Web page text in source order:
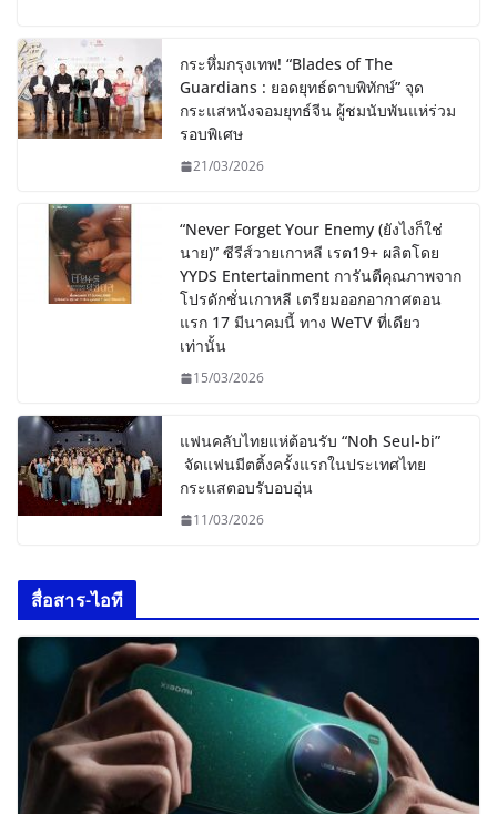
กระหึ่มกรุงเทพ! “Blades of The
Guardians : ยอดยุทธ์ดาบพิทักษ์” จุด
กระแสหนังจอมยุทธ์จีน ผู้ชมนับพันแห่ร่วม
รอบพิเศษ
21/03/2026
“Never Forget Your Enemy (ยังไงก็ใช่
นาย)” ซีรีส์วายเกาหลี เรต19+ ผลิตโดย
YYDS Entertainment การันตีคุณภาพจาก
โปรดักชั่นเกาหลี เตรียมออกอากาศตอน
แรก 17 มีนาคมนี้ ทาง WeTV ที่เดียว
เท่านั้น
15/03/2026
แฟนคลับไทยแห่ต้อนรับ “Noh Seul-bi”
จัดแฟนมีตติ้งครั้งแรกในประเทศไทย
กระแสตอบรับอบอุ่น
11/03/2026
สื่อสาร-ไอที